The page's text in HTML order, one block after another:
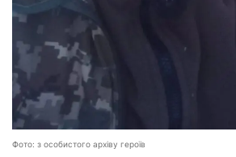
Фото: з особистого архіву героїв